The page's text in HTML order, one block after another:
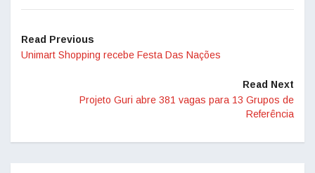
Read Previous
Unimart Shopping recebe Festa Das Nações
Read Next
Projeto Guri abre 381 vagas para 13 Grupos de
Referência